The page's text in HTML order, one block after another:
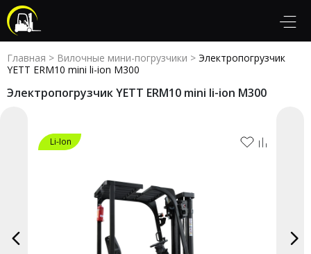
Главная > Вилочные мини-погрузчики > Электропогрузчик
YETT ERM10 mini li-ion M300
Электропогрузчик YETT ERM10 mini li-ion M300
Li-Ion
Li-Ion
Li-Ion
Li-Ion
Li-Ion
Li-Ion
Li-Ion
Li-Ion
Li-Ion
Li-Ion
Li-Ion